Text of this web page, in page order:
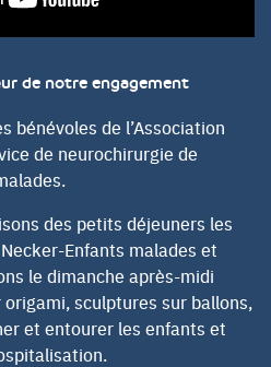
de notre engagement
bénévoles de l’Association
de neurochirurgie de
des petits déjeuners les
Enfants malades et
le dimanche après-midi
sculptures sur ballons,
et entourer les enfants et